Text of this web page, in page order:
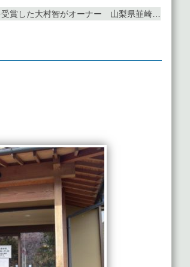
した大村智がオーナー 山梨県韮崎市 #050